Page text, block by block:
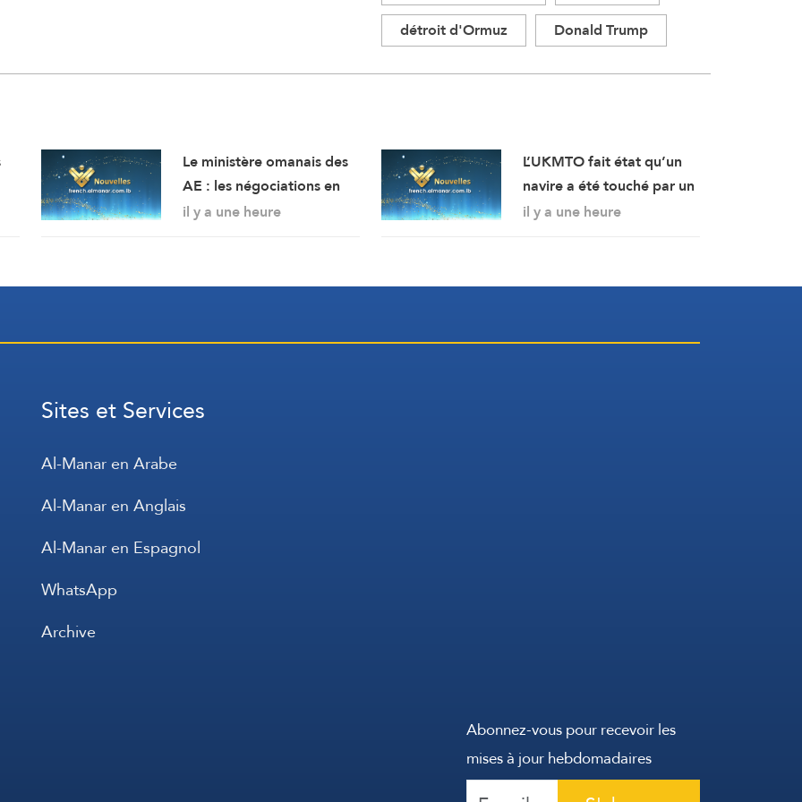
détroit d'Ormuz
Donald Trump
Le ministère omanais des
AE : les négociations en
cours concernant les
déroulent dans une
il y a une heure
L’UKMTO fait état qu’un
navire a été touché par un
projectile non identifié à
sultanat d’Oman.
il y a une heure
Sites et Services
Al-Manar en Arabe
Al-Manar en Anglais
Al-Manar en Espagnol
WhatsApp
Archive
Abonnez-vous pour recevoir les
mises à jour hebdomadaires